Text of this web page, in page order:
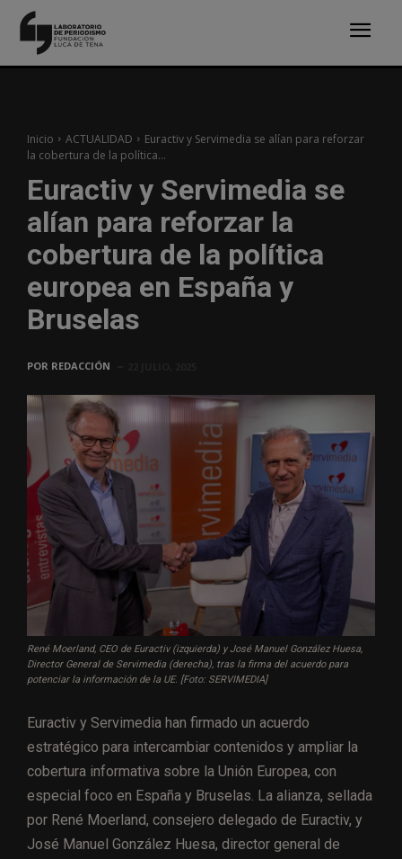
Inicio ACTUALIDAD
Euractiv y Servimedia se alían para reforzar
la cobertura de la política...
Euractiv y Servimedia se
alían para reforzar la
cobertura de la política
europea en España y
Bruselas
POR REDACCIÓN
René Moerland, CEO de Euractiv (izquierda) y José Manuel González Huesa,
Director General de Servimedia (derecha), tras la firma del acuerdo para
potenciar la información de la UE. [Foto: SERVIMEDIA]
Euractiv y Servimedia han firmado un acuerdo
estratégico para intercambiar contenidos y ampliar la
cobertura informativa sobre la Unión Europea, con
especial foco en España y Bruselas. La alianza, sellada
por René Moerland, consejero delegado de Euractiv, y
José Manuel González Huesa, director general de